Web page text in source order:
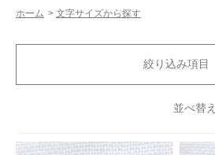
カテゴリから探す
お買い物ガイド
絞り込み項目
ホーム > 文字サイズから探す